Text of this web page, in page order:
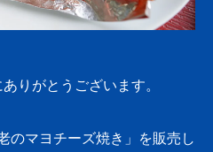
りがとうございます。
のマヨチーズ焼き」を販売し